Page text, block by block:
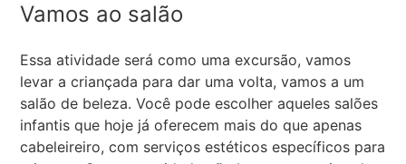
Vamos ao salão
Essa atividade será como uma excursão, vamos
levar a criançada para dar uma volta, vamos a um
salão de beleza. Você pode escolher aqueles salões
infantis que hoje já oferecem mais do que apenas
cabeleireiro, com serviços estéticos específicos para